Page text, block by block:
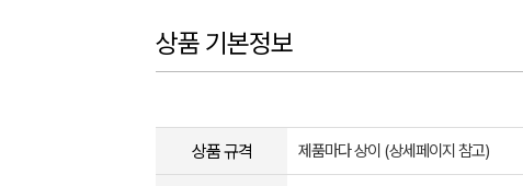
상품 기본정보
상품 규격 제품마다 상이 (상세페이지 참고)